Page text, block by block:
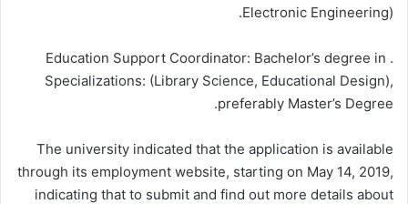
Electronic Engineering).
. Education Support Coordinator: Bachelor’s degree in
Specializations: (Library Science, Educational Design),
preferably Master’s Degree.
The university indicated that the application is available
through its employment website, starting on May 14, 2019,
indicating that to submit and find out more details about